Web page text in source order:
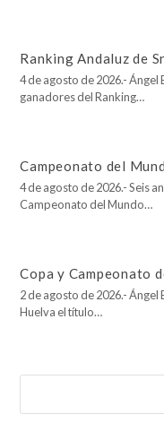
Ranking Andaluz de
4 de agosto de 2026.-
ganadores del Ranking…
Campeonato del
4 de agosto de 2026.- Seis
Campeonato del Mundo…
Copa y Campeonato
2 de agosto de 2026.-
Huelva el título…